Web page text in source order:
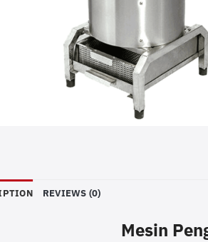
REVIEWS (0)
Mesin